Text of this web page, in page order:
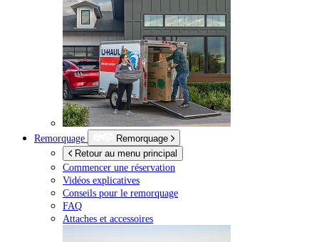
Remorquage
Remorquage
Retour au menu principal
Commencer une réservation
Vidéos explicatives
Conseils pour le remorquage
FAQ
Attaches et accessoires